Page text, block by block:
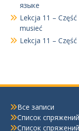
языке
Lekcja 11 – Część
musieć
Lekcja 11 –
Все записи
Список
Список